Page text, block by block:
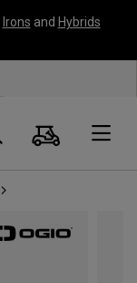
Irons and Hybrids
Panier